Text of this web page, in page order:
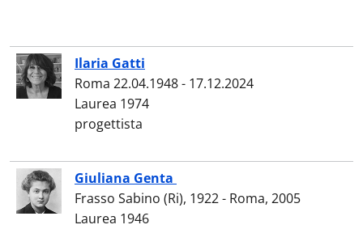
Ilaria Gatti
Roma 22.04.1948 - 17.12.2024
Laurea 1974
progettista
Giuliana Genta
Frasso Sabino (Ri), 1922 - Roma, 2005
Laurea 1946